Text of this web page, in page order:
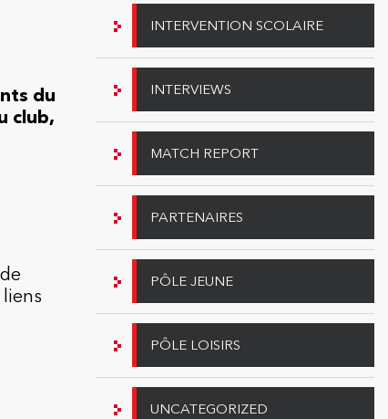
du
club,
INTERVENTION SCOLAIRE
INTERVIEWS
MATCH REPORT
PARTENAIRES
PÔLE JEUNE
PÔLE LOISIRS
UNCATEGORIZED